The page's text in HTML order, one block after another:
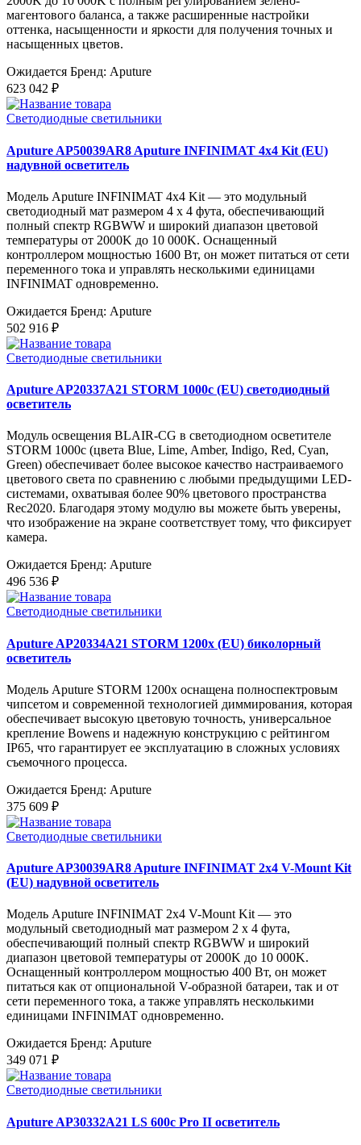
магентового баланса, а также расширенные настройки
оттенка, насыщенности и яркости для получения точных и
насыщенных цветов.
Ожидается Бренд: Aputure
623 042 ₽
Светодиодные светильники
Aputure AP50039AR8 Aputure INFINIMAT 4x4 Kit (EU)
надувной осветитель
Модель Aputure INFINIMAT 4x4 Kit — это модульный
светодиодный мат размером 4 x 4 фута, обеспечивающий
полный спектр RGBWW и широкий диапазон цветовой
температуры от 2000K до 10 000K. Оснащенный
контроллером мощностью 1600 Вт, он может питаться от сети
переменного тока и управлять несколькими единицами
INFINIMAT одновременно.
Ожидается Бренд: Aputure
502 916 ₽
Светодиодные светильники
Aputure AP20337A21 STORM 1000c (EU) светодиодный
осветитель
Модуль освещения BLAIR-CG в светодиодном осветителе
STORM 1000c (цвета Blue, Lime, Amber, Indigo, Red, Cyan,
Green) обеспечивает более высокое качество настраиваемого
цветового света по сравнению с любыми предыдущими LED-
системами, охватывая более 90% цветового пространства
Rec2020. Благодаря этому модулю вы можете быть уверены,
что изображение на экране соответствует тому, что фиксирует
камера.
Ожидается Бренд: Aputure
496 536 ₽
Светодиодные светильники
Aputure AP20334A21 STORM 1200x (EU) биколорный
осветитель
Модель Aputure STORM 1200x оснащена полноспектровым
чипсетом и современной технологией диммирования, которая
обеспечивает высокую цветовую точность, универсальное
крепление Bowens и надежную конструкцию с рейтингом
IP65, что гарантирует ее эксплуатацию в сложных условиях
съемочного процесса.
Ожидается Бренд: Aputure
375 609 ₽
Светодиодные светильники
Aputure AP30039AR8 Aputure INFINIMAT 2x4 V-Mount Kit
(EU) надувной осветитель
Модель Aputure INFINIMAT 2x4 V-Mount Kit — это
модульный светодиодный мат размером 2 x 4 фута,
обеспечивающий полный спектр RGBWW и широкий
диапазон цветовой температуры от 2000K до 10 000K.
Оснащенный контроллером мощностью 400 Вт, он может
питаться как от опциональной V-образной батареи, так и от
сети переменного тока, а также управлять несколькими
единицами INFINIMAT одновременно.
Ожидается Бренд: Aputure
349 071 ₽
Светодиодные светильники
Aputure AP30332A21 LS 600c Pro II осветитель